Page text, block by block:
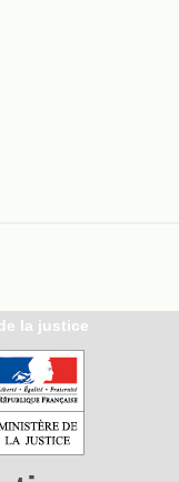
la justice